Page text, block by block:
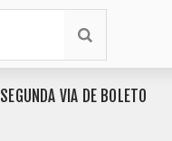
SEGUNDA VIA DE BOLETO